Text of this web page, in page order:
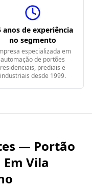
anos de experiência
no segmento
especializada em
automação de portões
residenciais, prediais e
industriais desde 1999.
— Portão
Em Vila